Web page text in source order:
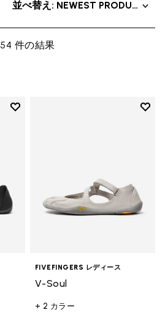
54 件の結果
並べ替え: NEWEST PRODUCT
Add to wishlist
Add
FIVEFINGERS レディース
V-Soul
+ 2 カラー